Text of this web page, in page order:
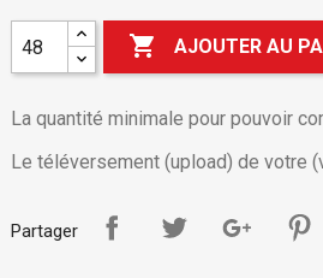
 AJOUTER AU
La quantité minimale pour pouvoir
Le téléversement (upload) de votre
Partager